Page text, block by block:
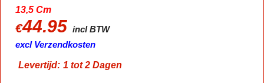
13,5 Cm
€44.95 incl BTW
excl Verzendkosten
Levertijd: 1 tot 2 Dagen